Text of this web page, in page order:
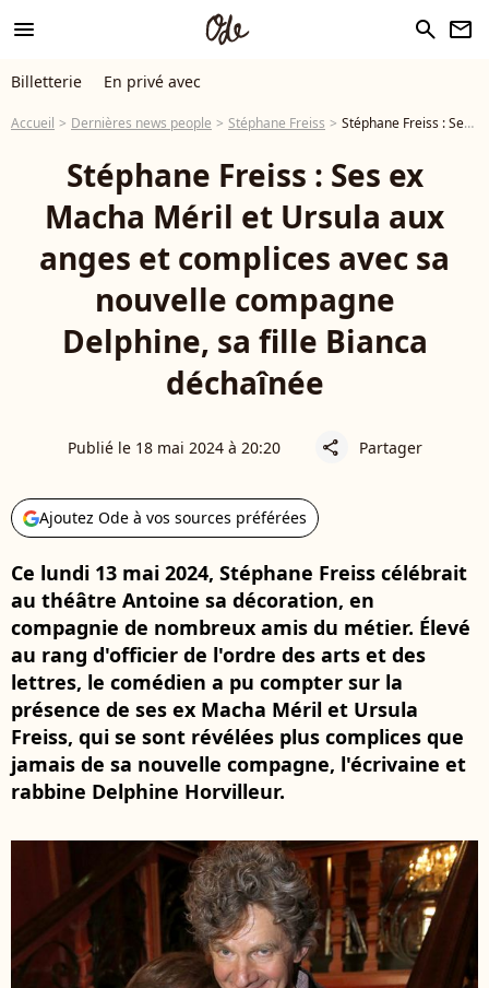
menu search newsletter
Billetterie En privé avec
Accueil Dernières news people Stéphane Freiss Stéphane Freiss : Ses ex Macha Méril et Ursula aux anges et complices avec sa nouvelle compagne Delphine, sa fille Bianca déchaînée
Stéphane Freiss : Ses ex
Macha Méril et Ursula aux
anges et complices avec sa
nouvelle compagne
Delphine, sa fille Bianca
déchaînée
Publié le 18 mai 2024 à 20:20 share Partager
Ajoutez Ode à vos sources préférées
Ce lundi 13 mai 2024, Stéphane Freiss célébrait
au théâtre Antoine sa décoration, en
compagnie de nombreux amis du métier. Élevé
au rang d'officier de l'ordre des arts et des
lettres, le comédien a pu compter sur la
présence de ses ex Macha Méril et Ursula
Freiss, qui se sont révélées plus complices que
jamais de sa nouvelle compagne, l'écrivaine et
rabbine Delphine Horvilleur.